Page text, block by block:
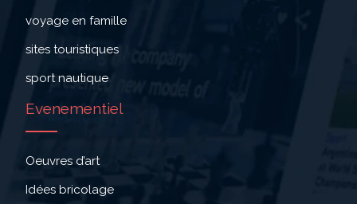
voyage en famille
sites touristiques
sport nautique
Evenementiel
Oeuvres d’art
Idées bricolage